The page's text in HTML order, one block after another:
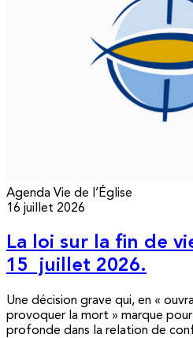
Agenda Vie de l’Église
16 juillet 2026
La loi sur la fin de
15 juillet 2026.
Une décision grave qui, en «
provoquer la mort » marque
profonde dans la relation de